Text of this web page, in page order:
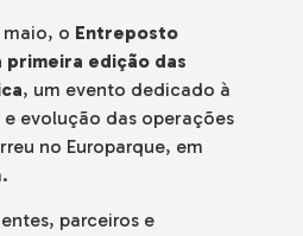
maio, o Entreposto
primeira edição das
, um evento dedicado à
evolução das operações
no Europarque, em
parceiros e